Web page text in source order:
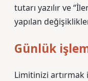
tutarı yazılır ve
yapılan
Günlük
Limitinizi